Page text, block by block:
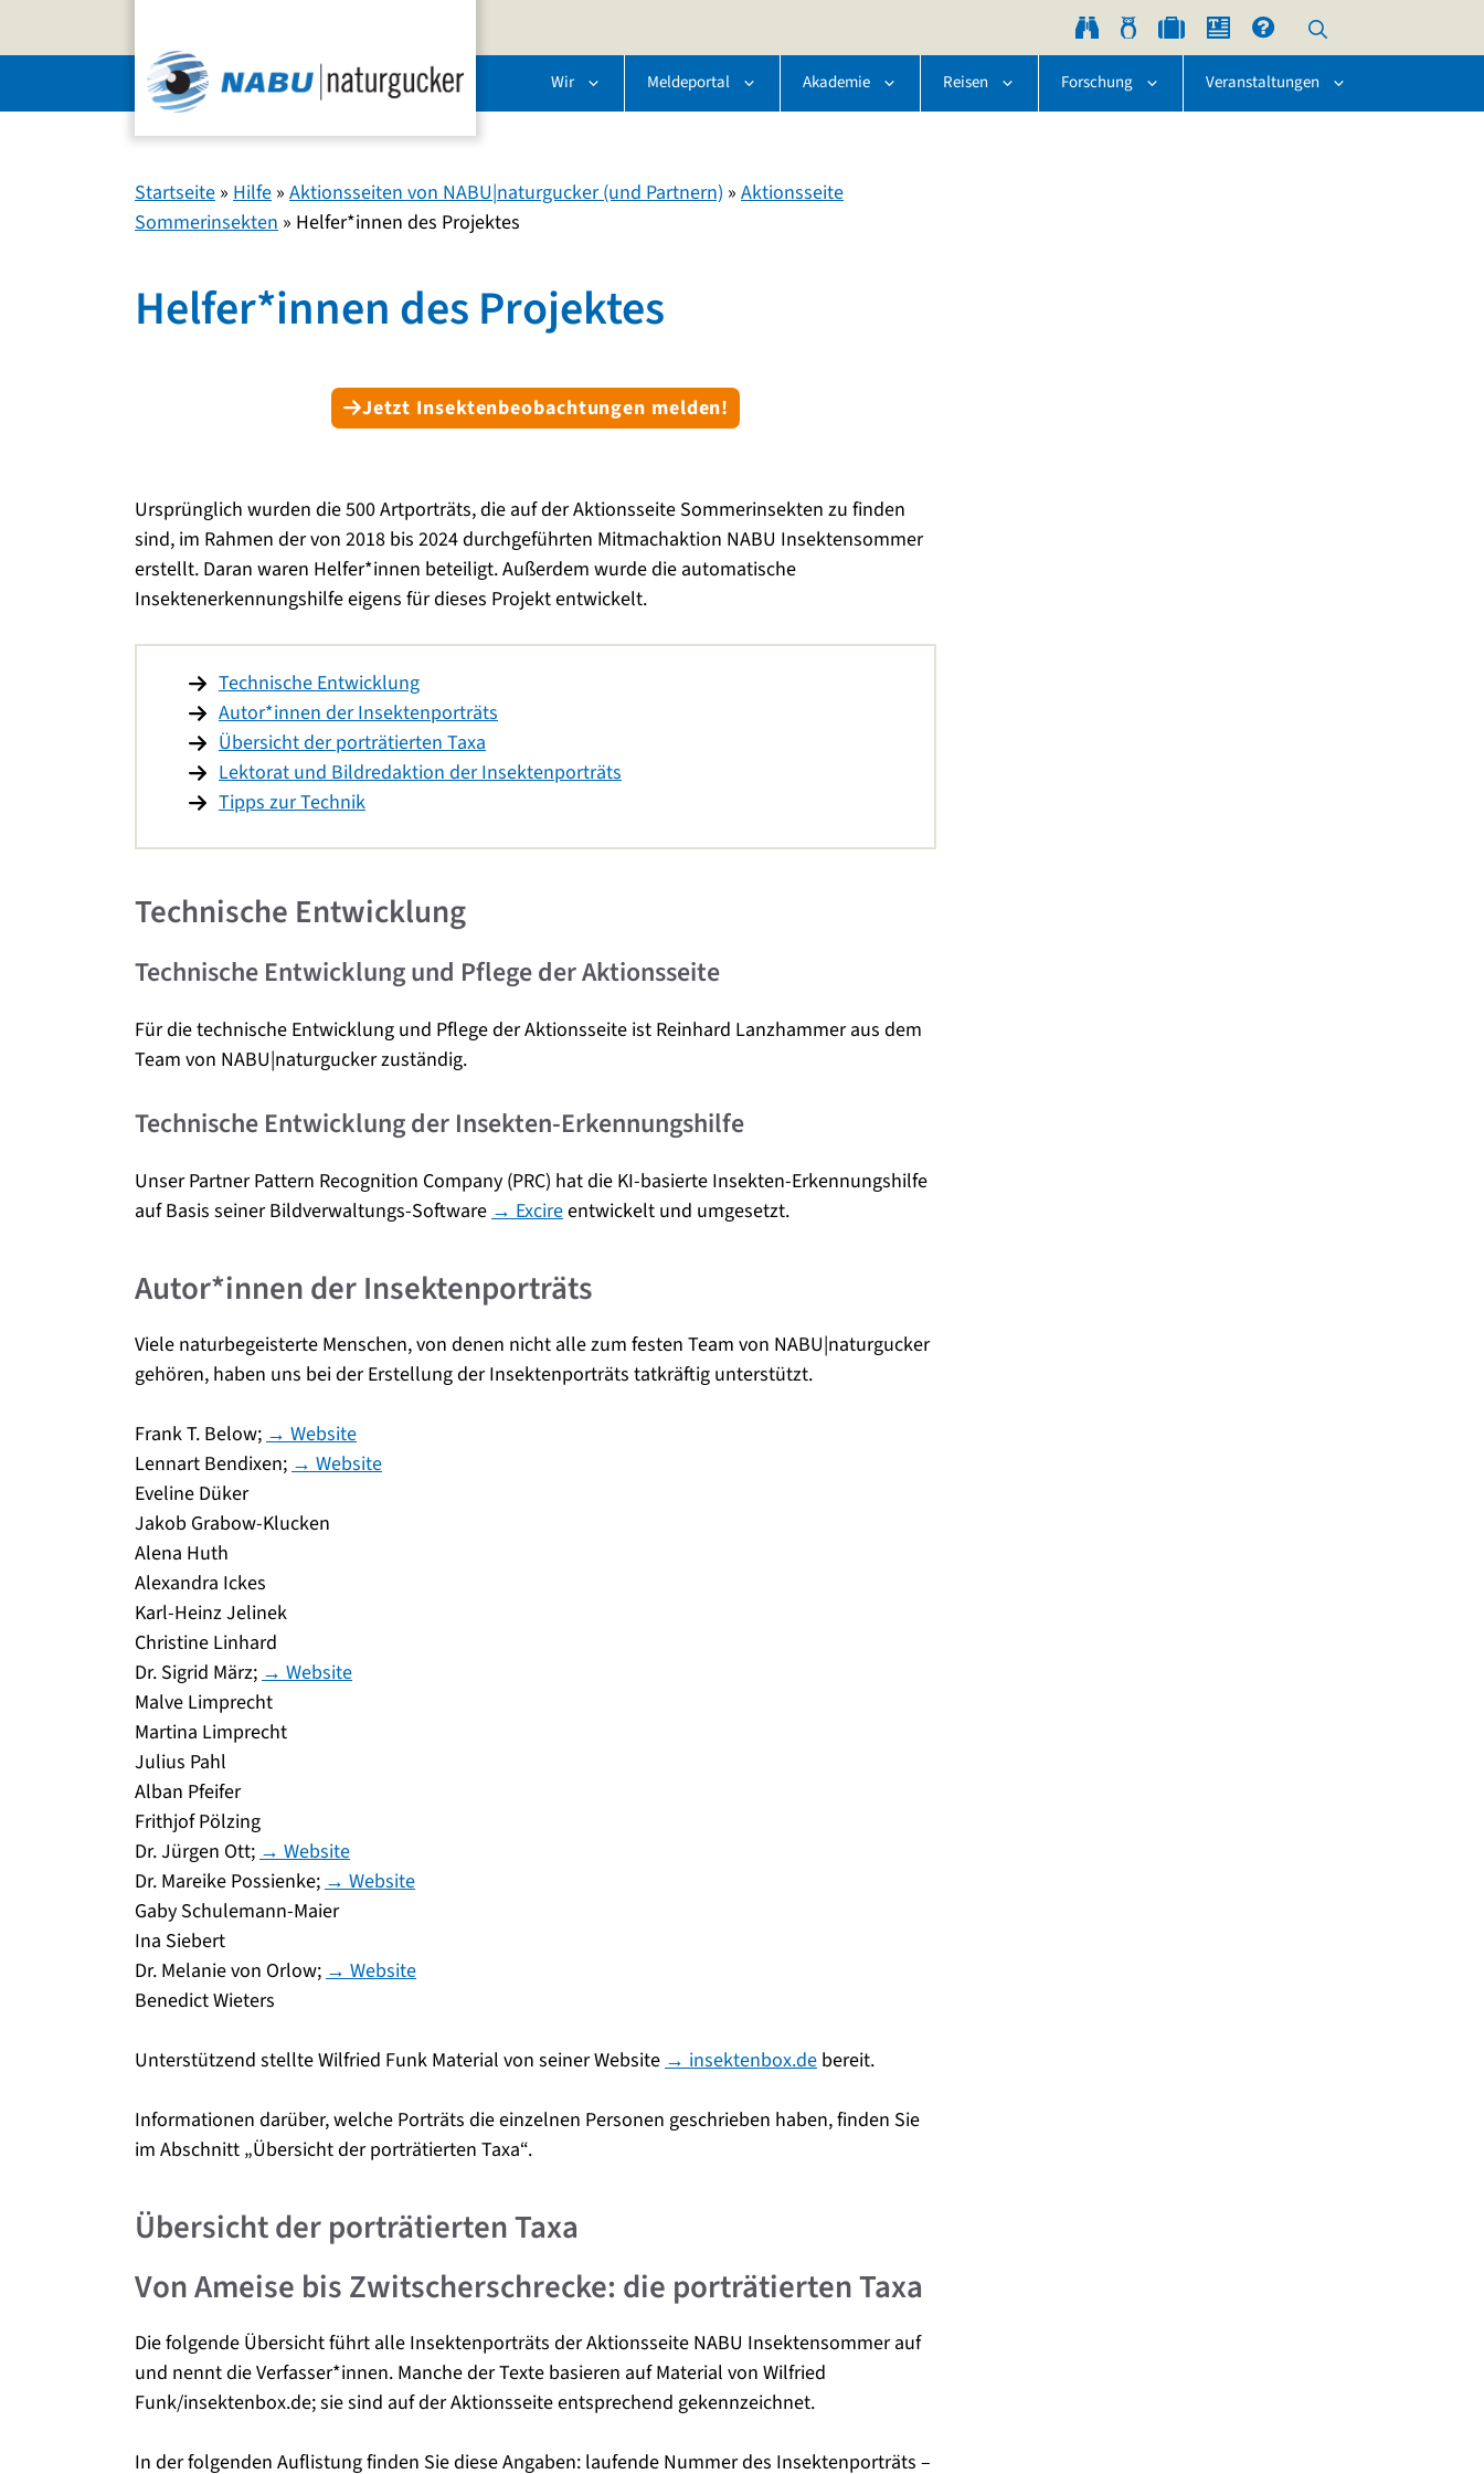
Wir Meldeportal Akademie Reisen Forschung Veranstaltungen
Startseite » Hilfe » Aktionsseiten von NABU|naturgucker (und Partnern) » Aktionsseite
Sommerinsekten » Helfer*innen des Projektes
Helfer*innen des Projektes
Jetzt Insektenbeobachtungen melden!
Ursprünglich wurden die 500 Artporträts, die auf der Aktionsseite Sommerinsekten zu finden
sind, im Rahmen der von 2018 bis 2024 durchgeführten Mitmachaktion NABU Insektensommer
erstellt. Daran waren Helfer*innen beteiligt. Außerdem wurde die automatische
Insektenerkennungshilfe eigens für dieses Projekt entwickelt.
Technische Entwicklung
Autor*innen der Insektenporträts
Übersicht der porträtierten Taxa
Lektorat und Bildredaktion der Insektenporträts
Tipps zur Technik
Technische Entwicklung
Technische Entwicklung und Pflege der Aktionsseite
Für die technische Entwicklung und Pflege der Aktionsseite ist Reinhard Lanzhammer aus dem
Team von NABU|naturgucker zuständig.
Technische Entwicklung der Insekten-Erkennungshilfe
Unser Partner Pattern Recognition Company (PRC) hat die KI-basierte Insekten-Erkennungshilfe
auf Basis seiner Bildverwaltungs-Software → Excireentwickelt und umgesetzt.
Autor*innen der Insektenporträts
Viele naturbegeisterte Menschen, von denen nicht alle zum festen Team von NABU|naturgucker
gehören, haben uns bei der Erstellung der Insektenporträts tatkräftig unterstützt.
Frank T. Below; → Website
Lennart Bendixen; → Website
Eveline Düker
Jakob Grabow-Klucken
Alena Huth
Alexandra Ickes
Karl-Heinz Jelinek
Christine Linhard
Dr. Sigrid März; → Website
Malve Limprecht
Martina Limprecht
Julius Pahl
Alban Pfeifer
Frithjof Pölzing
Dr. Jürgen Ott; → Website
Dr. Mareike Possienke; → Website
Gaby Schulemann-Maier
Ina Siebert
Dr. Melanie von Orlow; → Website
Benedict Wieters
Unterstützend stellte Wilfried Funk Material von seiner Website → insektenbox.de bereit.
Informationen darüber, welche Porträts die einzelnen Personen geschrieben haben, finden Sie
im Abschnitt „Übersicht der porträtierten Taxa“.
Übersicht der porträtierten Taxa
Von Ameise bis Zwitscherschrecke: die porträtierten Taxa
Die folgende Übersicht führt alle Insektenporträts der Aktionsseite NABU Insektensommer auf
und nennt die Verfasser*innen. Manche der Texte basieren auf Material von Wilfried
Funk/insektenbox.de; sie sind auf der Aktionsseite entsprechend gekennzeichnet.
In der folgenden Auflistung finden Sie diese Angaben: laufende Nummer des Insektenporträts –